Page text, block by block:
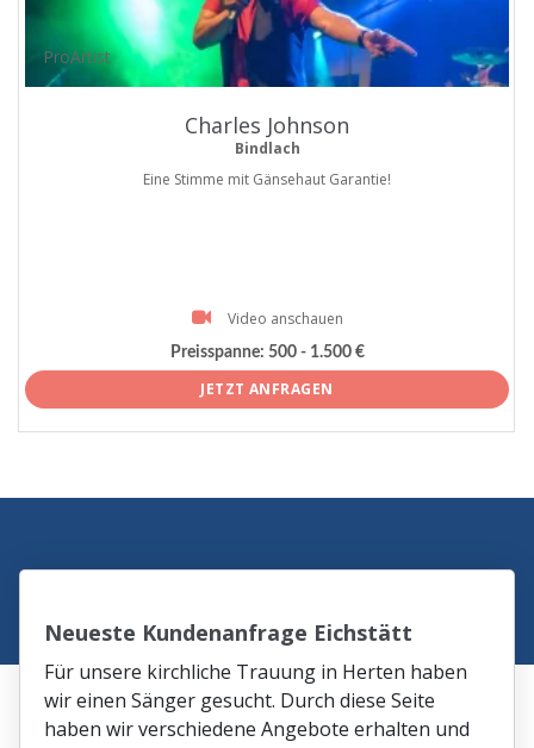
ProArtist
Charles Johnson
Bindlach
Eine Stimme mit Gänsehaut Garantie!
Video anschauen
Preisspanne: 500 - 1.500 €
JETZT ANFRAGEN
Neueste Kundenanfrage Eichstätt
Für unsere kirchliche Trauung in Herten haben
wir einen Sänger gesucht. Durch diese Seite
haben wir verschiedene Angebote erhalten und